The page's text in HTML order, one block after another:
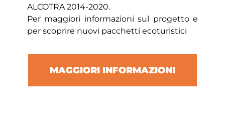
ALCOTRA 2014-2020.
Per maggiori informazioni sul progetto e
per scoprire nuovi pacchetti ecoturistici
MAGGIORI INFORMAZIONI